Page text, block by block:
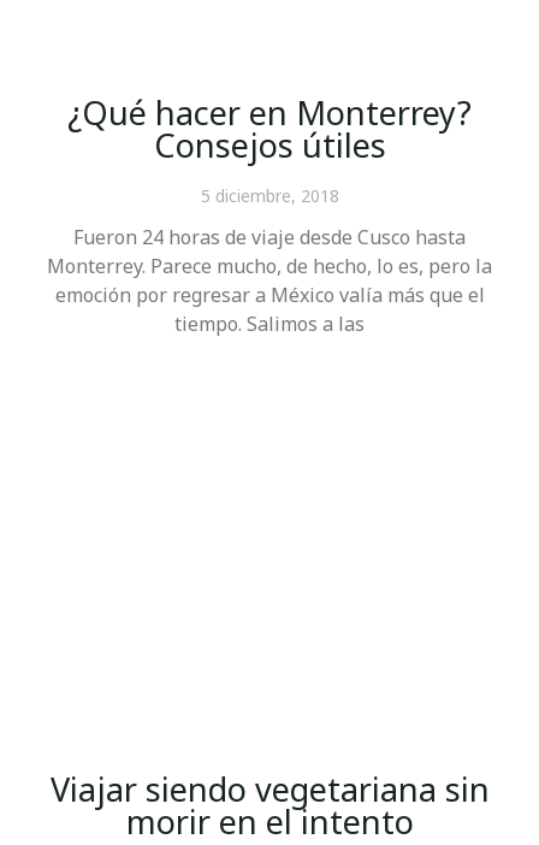
¿Qué hacer en Monterrey?
Consejos útiles
5 diciembre, 2018
Fueron 24 horas de viaje desde Cusco hasta
Monterrey. Parece mucho, de hecho, lo es, pero la
emoción por regresar a México valía más que el
tiempo. Salimos a las
Viajar siendo vegetariana sin
morir en el intento